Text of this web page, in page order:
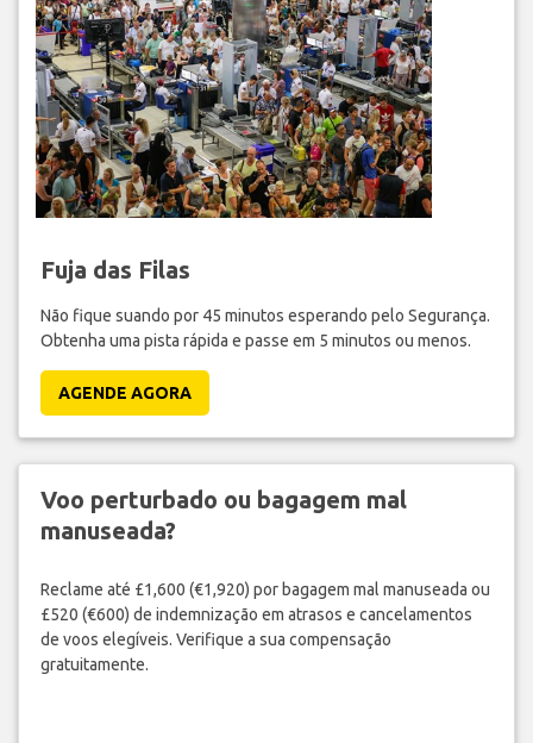
Fuja das Filas
Não fique suando por 45 minutos esperando pelo Segurança.
Obtenha uma pista rápida e passe em 5 minutos ou menos.
AGENDE AGORA
Voo perturbado ou bagagem mal
manuseada?
Reclame até £1,600 (€1,920) por bagagem mal manuseada ou
£520 (€600) de indemnização em atrasos e cancelamentos
de voos elegíveis. Verifique a sua compensação
gratuitamente.